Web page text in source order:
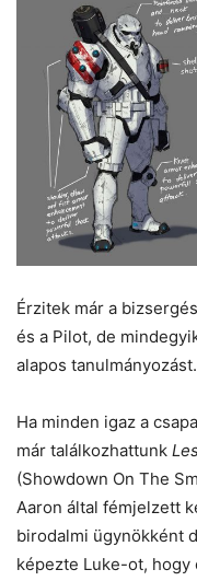
Érzitek már a
és a Pilot, de
alapos tanulmányozást.
Ha minden igaz a
már találkozhattunk
(Showdown On The
Aaron által fémjelzett
birodalmi ügynökként
képezte Luke-ot, hogy